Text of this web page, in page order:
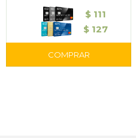
$ 111
$ 127